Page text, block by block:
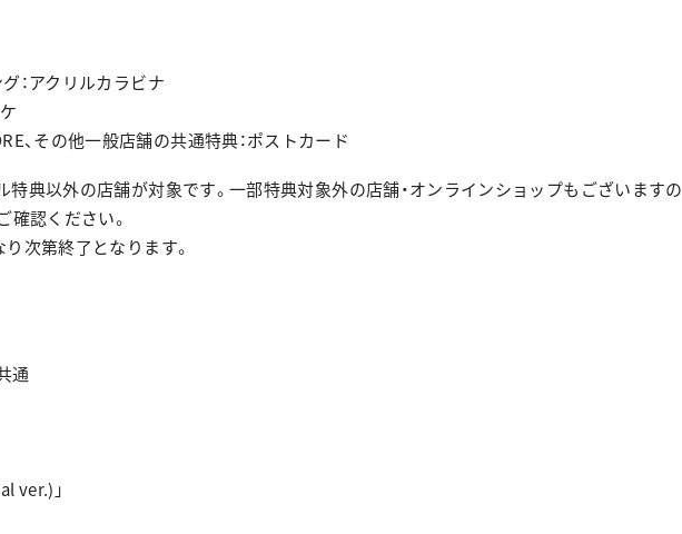
：アクリルカラビナ
、その他一般店舗の共通特典：ポストカード
典以外の店舗が対象です。一部特典対象外の店舗・オンラインショップもございますの
確認ください。
次第終了となります。
通
ver.)」